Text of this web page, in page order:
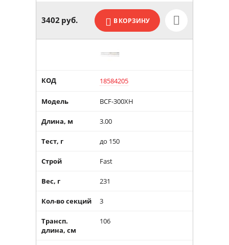
3402 руб. В КОРЗИНУ
КОД 18584205
Модель BCF-300XH
Длина, м 3.00
Тест, г до 150
Строй Fast
Вес, г 231
Кол-во секций 3
Трансп.
длина, см
106